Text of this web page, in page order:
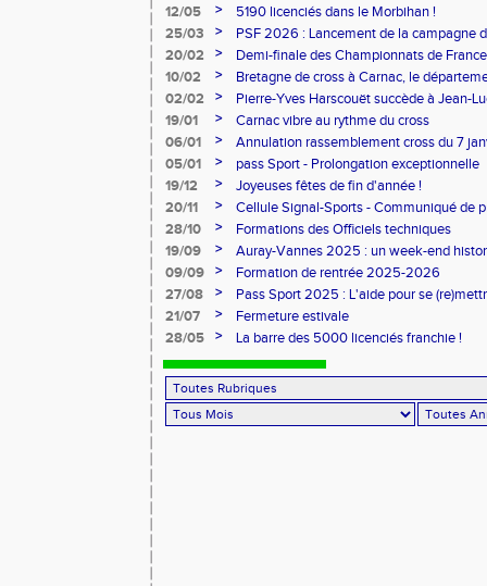
12/05
>
5190 licenciés dans le Morbihan !
25/03
>
PSF 2026 : Lancement de la campagne
20/02
>
Demi-finale des Championnats de
10/02
>
Bretagne de cross à Carnac, le
l'honneur
02/02 >
Pierre-Yves Harscouët succède à Jean-
comité du Morbihan
19/01 >
Carnac vibre au rythme du cross
06/01
>
Annulation rassemblement cross du 7
05/01
>
pass Sport - Prolongation exceptionnelle
19/12
>
Joyeuses fêtes de fin d'année !
20/11
>
Cellule Signal-Sports - Communiqué de
Sports
28/10 >
Formations des Officiels techniques
19/09
>
Auray-Vannes 2025 : un week-end
marathon breton
09/09 >
Formation de rentrée 2025-2026
27/08
>
Pass Sport 2025 : L'aide pour se
21/07
>
Fermeture estivale
28/05
> La barre des 5000 licenciés franchie !